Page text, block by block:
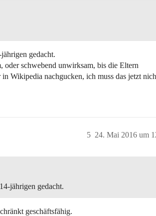
gedacht.
schwebend unwirksam, bis die Eltern
Wikipedia nachgucken, ich muss das jetzt
24. Mai 2016 um
5
jährigen gedacht.
geschäftsfähig.